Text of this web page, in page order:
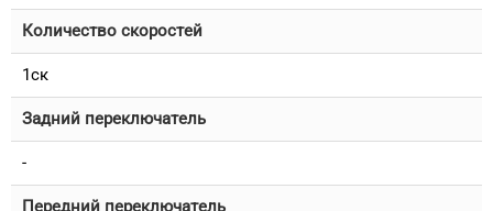
Количество скоростей
1ск
Задний переключатель
-
Передний переключатель